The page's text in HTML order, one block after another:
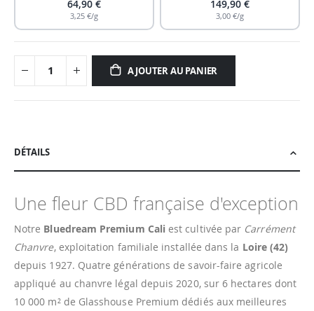
64,90 €
3,25 €/g
149,90 €
3,00 €/g
AJOUTER AU PANIER
DÉTAILS
Une fleur CBD française d'exception
Notre Bluedream Premium Caliest cultivée par Carrément
Chanvre, exploitation familiale installée dans la Loire (42)
depuis 1927. Quatre générations de savoir-faire agricole
appliqué au chanvre légal depuis 2020, sur 6 hectares dont
10 000 m² de Glasshouse Premium dédiés aux meilleures